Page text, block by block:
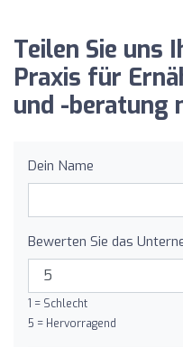
Teilen Sie uns
Praxis für
und -beratung
Dein Name
Bewerten Sie das
1 = Schlecht
5 = Hervorragend